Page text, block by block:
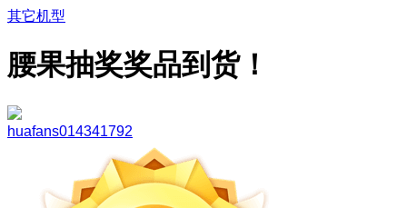
其它机型
腰果抽奖奖品到货！
huafans014341792